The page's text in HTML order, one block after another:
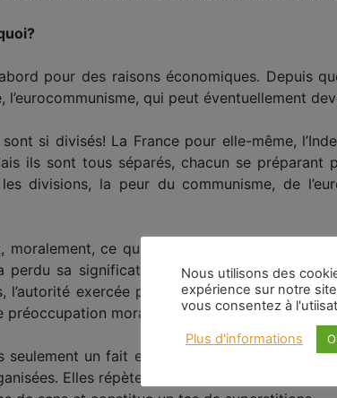
pour des raisons économiques. Depuis
l’eurocommunisme, qui peut éventuellement
si divisés! La France pour elle-même,
ils sont tous séparés, chacun se préparant
les divisions, la peur du communisme, de
moralement, ce qui est beaucoup plus
perdu sa signification, si elle a eu à l’origine
l’autorité exercée par une Eglise sur toute
préoccupation morale ou intellectuelle.
seulement un fait en Europe, mais c’est
Elles répètent quelques espèces de
Nous utilisons des
expérience sur notre
vous consentez à
Plus d'informations